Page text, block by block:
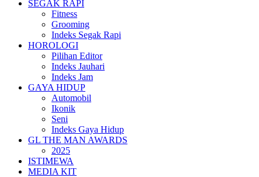
SEGAK RAPI
Fitness
Grooming
Indeks Segak Rapi
HOROLOGI
Pilihan Editor
Indeks Jauhari
Indeks Jam
GAYA HIDUP
Automobil
Ikonik
Seni
Indeks Gaya Hidup
GL THE MAN AWARDS
2025
ISTIMEWA
MEDIA KIT